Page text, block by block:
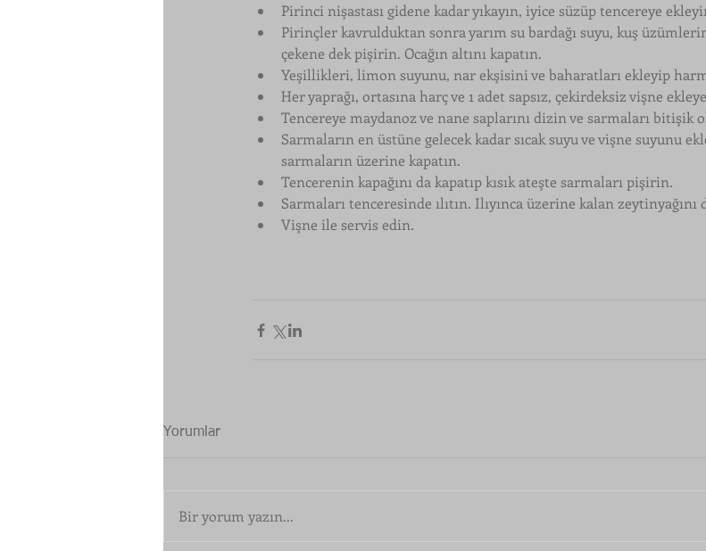
Pirinci nişastası gidene kadar yıkayın, iyice süzüp tencereye
Pirinçler kavrulduktan sonra yarım su bardağı suyu, kuş
çekene dek pişirin. Ocağın altını kapatın.
Yeşillikleri, limon suyunu, nar ekşisini ve baharatları ekleyip
Her yaprağı, ortasına harç ve 1 adet sapsız, çekirdeksiz vişne
Tencereye maydanoz ve nane saplarını dizin ve sarmaları bitişik
Sarmaların en üstüne gelecek kadar sıcak suyu ve vişne suyunu
sarmaların üzerine kapatın.
Tencerenin kapağını da kapatıp kısık ateşte sarmaları pişirin.
Sarmaları tenceresinde ılıtın. Ilıyınca üzerine kalan zeytinyağını
Vişne ile servis edin.
Yorumlar
Bir yorum yazın...